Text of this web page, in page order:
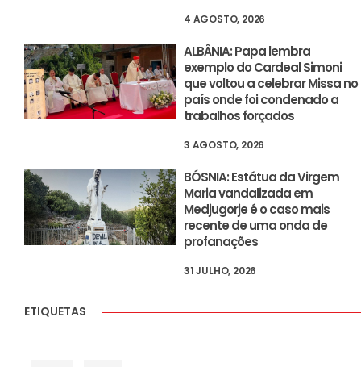
4 AGOSTO, 2026
ALBÂNIA: Papa lembra
exemplo do Cardeal Simoni
que voltou a celebrar Missa no
país onde foi condenado a
trabalhos forçados
3 AGOSTO, 2026
BÓSNIA: Estátua da Virgem
Maria vandalizada em
Medjugorje é o caso mais
recente de uma onda de
profanações
31 JULHO, 2026
ETIQUETAS